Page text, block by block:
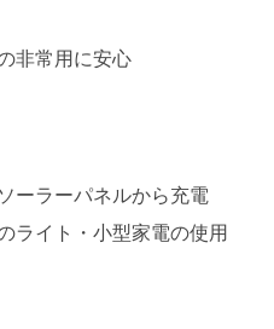
非常用に安心
ーラーパネルから充電
ライト・小型家電の使用